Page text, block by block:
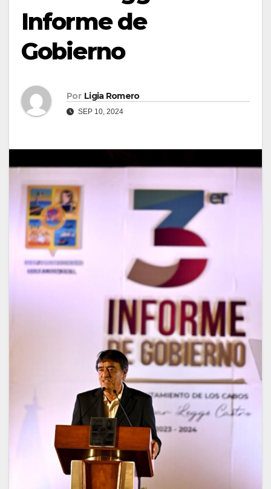
Informe de
Gobierno
Por Ligia Romero
SEP 10, 2024